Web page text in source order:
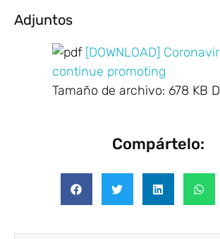
Adjuntos
[DOWNLOAD]
continue promoting
Tamaño de archivo: 678 KB
Compártelo: